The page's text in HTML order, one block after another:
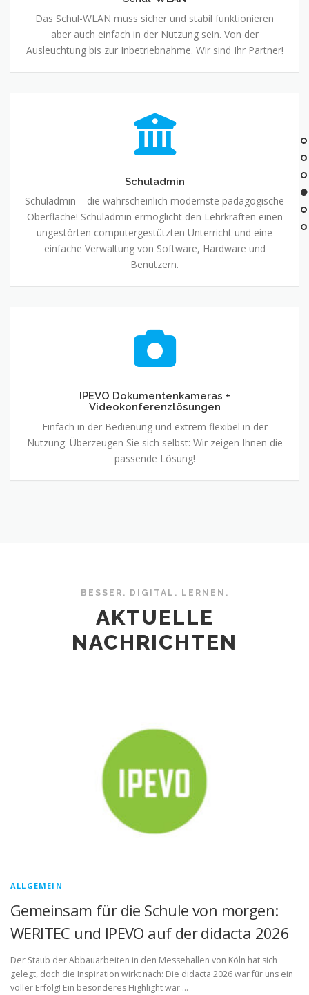
Das Schul-WLAN muss sicher und stabil funktionieren
aber auch einfach in der Nutzung sein. Von der
Ausleuchtung bis zur Inbetriebnahme. Wir sind Ihr Partner!
Schuladmin
Schuladmin – die wahrscheinlich modernste pädagogische
Oberfläche! Schuladmin ermöglicht den Lehrkräften einen
ungestörten computergestützten Unterricht und eine
einfache Verwaltung von Software, Hardware und
Benutzern.
IPEVO Dokumentenkameras +
Videokonferenzlösungen
Einfach in der Bedienung und extrem flexibel in der
Nutzung. Überzeugen Sie sich selbst: Wir zeigen Ihnen die
passende Lösung!
BESSER. DIGITAL. LERNEN.
AKTUELLE
NACHRICHTEN
ALLGEMEIN
Gemeinsam für die Schule von morgen:
WERITEC und IPEVO auf der didacta 2026
Der Staub der Abbauarbeiten in den Messehallen von Köln hat sich
gelegt, doch die Inspiration wirkt nach: Die didacta 2026 war für uns ein
voller Erfolg! Ein besonderes Highlight war …